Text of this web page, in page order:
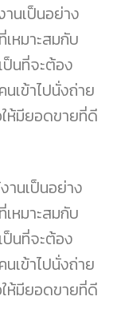
นเป็นอย่าง
หมาะสมกับ
ป็นที่จะต้อง
เข้าไปนั่งถ่าย
ให้มียอดขายที่ดี
านเป็นอย่าง
หมาะสมกับ
ป็นที่จะต้อง
เข้าไปนั่งถ่าย
ให้มียอดขายที่ดี